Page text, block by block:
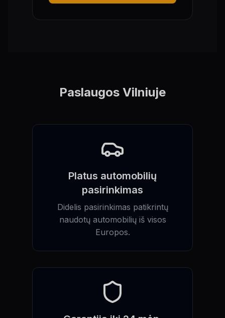
Paslaugos Vilniuje
Platus automobilių
pasirinkimas
Didelis pasirinkimas patikrintų
naudotų automobilių iš visos
Europos.